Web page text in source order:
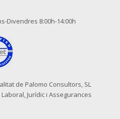
Divendres 8:00h-14:00h
de Palomo Consultors, SL
Jurídic i Assegurances